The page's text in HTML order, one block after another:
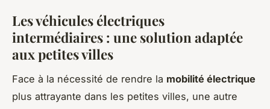
Les véhicules électriques
intermédiaires : une solution adaptée
aux petites villes
Face à la nécessité de rendre la mobilité électrique
plus attrayante dans les petites villes, une autre